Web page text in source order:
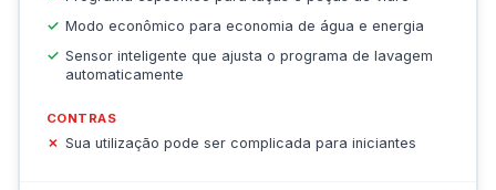
Modo econômico para economia de água e energia
Sensor inteligente que ajusta o programa de lavagem
automaticamente
CONTRAS
Sua utilização pode ser complicada para iniciantes